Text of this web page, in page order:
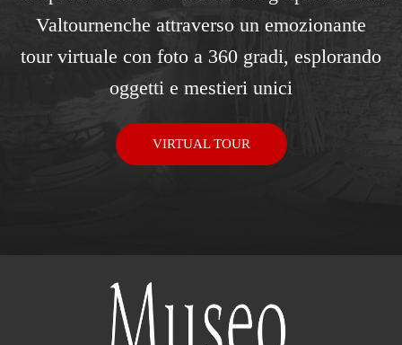
Valtournenche attraverso un emozionante
tour virtuale con foto a 360 gradi, esplorando
oggetti e mestieri unici
VIRTUAL TOUR